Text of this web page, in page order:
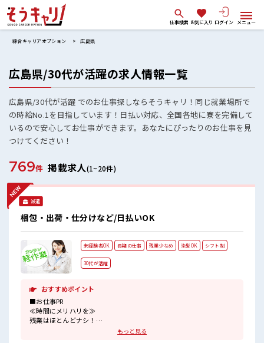
仕事検索 お気に入り ログイン メニュー
綜合キャリアオプション 広島県
広島県/30代が活躍の求人情報一覧
広島県/30代が活躍 でのお仕事探しならそうキャリ！同じ就業場所で
の時給No.1を目指しています！日払い対応、全国各地に寮を完備して
いるので安心してお仕事ができます。あなたにぴったりのお仕事を見
つけてください！
769件 掲載求人(1~20件)
派遣
梱包・出荷・仕分けなど/日払いOK
未経験者OK 長期の仕事 残業少なめ 染髪OK シフト制
30代が活躍
おすすめポイント
■お仕事PR
≪時間にメリハリを≫
残業はほとんどナシ！
場合によってはお願いすることもあります♪
もっと見る